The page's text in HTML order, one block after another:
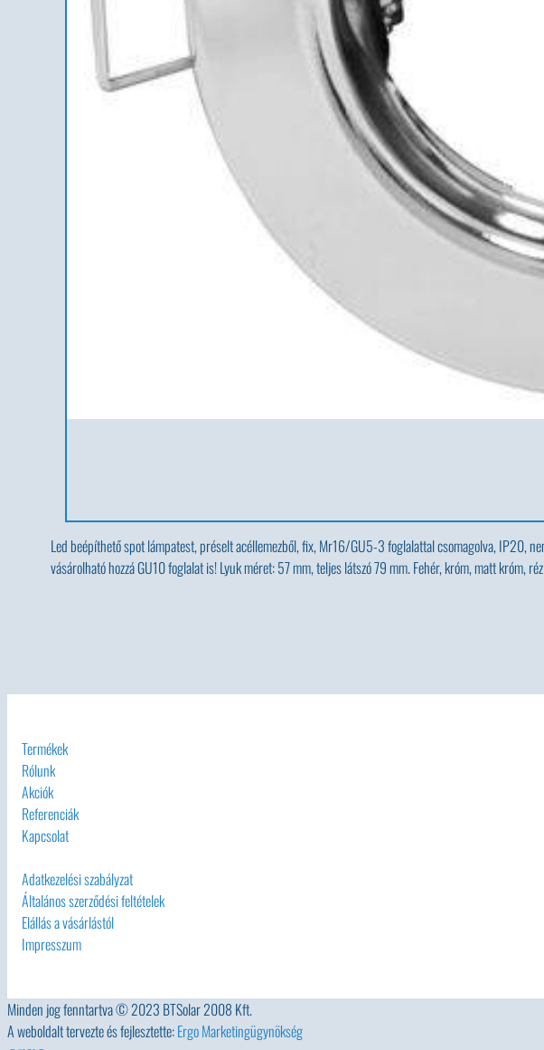
Led beépíthető spot lámpatest, préselt acéllemezből, fix, Mr16/GU5-3 foglalattal csomagolva, IP20,
vásárolható hozzá GU10 foglalat is! Lyuk méret: 57 mm, teljes látszó 79 mm. Fehér, króm, matt króm,
Termékek
Rólunk
Akciók
Referenciák
Kapcsolat
Adatkezelési szabályzat
Általános szerződési feltételek
Elállás a vásárlástól
Impresszum
Minden jog fenntartva © 2023 BTSolar 2008 Kft.
A weboldalt tervezte és fejlesztette:Ergo Marketingügynökség